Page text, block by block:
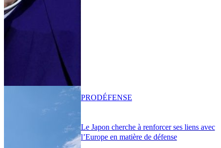
Le Japon cherche à renforcer ses liens avec
l’Europe en matière de défense
PRODÉFENSE